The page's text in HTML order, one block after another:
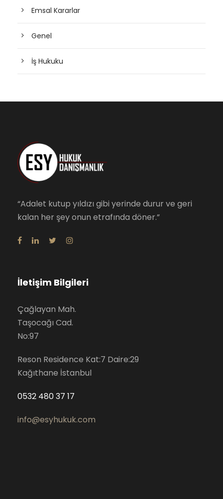
Emsal Kararlar
Genel
İş Hukuku
“Adalet kutup yıldızı gibi yerinde durur ve geri
kalan her şey onun etrafında döner.”
İletişim Bilgileri
Çağlayan Mah.
Taşocağı Cad.
No:97
Reson Residence Kat:7 Daire:29
Kağıthane İstanbul
0532 480 37 17
info@esyhukuk.com